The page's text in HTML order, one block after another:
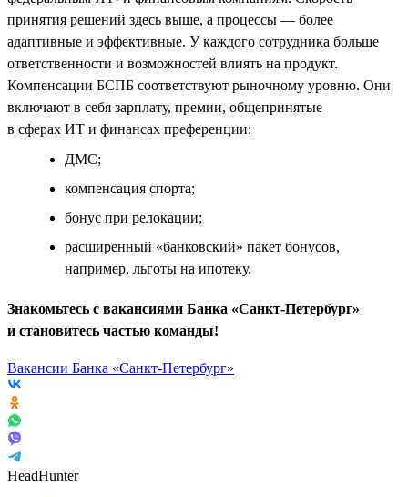
принятия решений здесь выше, а процессы — более
адаптивные и эффективные. У каждого сотрудника больше
ответственности и возможностей влиять на продукт.
Компенсации БСПБ соответствуют рыночному уровню. Они
включают в себя зарплату, премии, общепринятые
в сферах ИТ и финансах преференции:
ДМС;
компенсация спорта;
бонус при релокации;
расширенный «банковский» пакет бонусов,
например, льготы на ипотеку.
Знакомьтесь с вакансиями Банка «Санкт-Петербург»
и становитесь частью команды!
Вакансии Банка «Санкт-Петербург»
HeadHunter